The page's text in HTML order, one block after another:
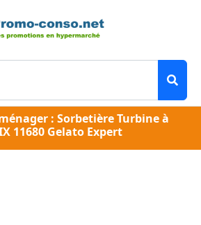
: Sorbetière Turbine à
11680 Gelato Expert